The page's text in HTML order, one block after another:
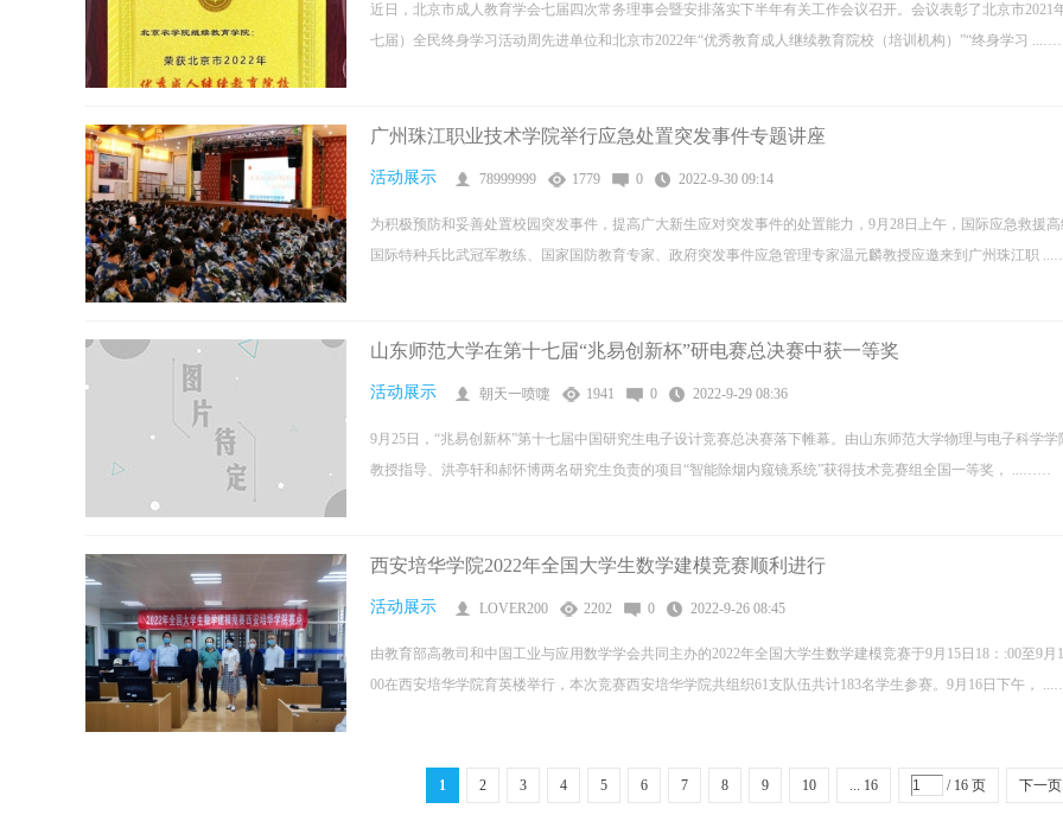
近日，北京市成人教育学会七届四次常务理事会暨安排落实下半年有关工作会议召开。会议表彰了北京市2021
七届）全民终身学习活动周先进单位和北京市2022年“优秀教育成人继续教育院校（培训机构）”“终身学习
广州珠江职业技术学院举行应急处置突发事件专题讲座
活动展示 78999999 1779 0 2022-9-30 09:14
为积极预防和妥善处置校园突发事件，提高广大新生应对突发事件的处置能力，9月28日上午，国际应急救援高
国际特种兵比武冠军教练、国家国防教育专家、政府突发事件应急管理专家温元麟教授应邀来到广州珠江职
山东师范大学在第十七届“兆易创新杯”研电赛总决赛中获一等奖
活动展示 朝天一喷嚏 1941 0 2022-9-29 08:36
9月25日，“兆易创新杯”第十七届中国研究生电子设计竞赛总决赛落下帷幕。由山东师范大学物理与电子科学学
教授指导、洪亭轩和郝怀博两名研究生负责的项目“智能除烟内窥镜系统”获得技术竞赛组全国一等奖， ...……
西安培华学院2022年全国大学生数学建模竞赛顺利进行
活动展示 LOVER200 2202 0 2022-9-26 08:45
由教育部高教司和中国工业与应用数学学会共同主办的2022年全国大学生数学建模竞赛于9月15日18：:00至9月
00在西安培华学院育英楼举行，本次竞赛西安培华学院共组织61支队伍共计183名学生参赛。9月16日下午，
1 2 3 4 5 6 7 8 9 10 ... 16 / 16 页 下一页